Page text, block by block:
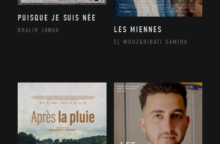
PUISQUE JE SUIS NÉE
RHALIB JAWAD LES MIENNES
EL MOUZGHIBATI SAMIRA